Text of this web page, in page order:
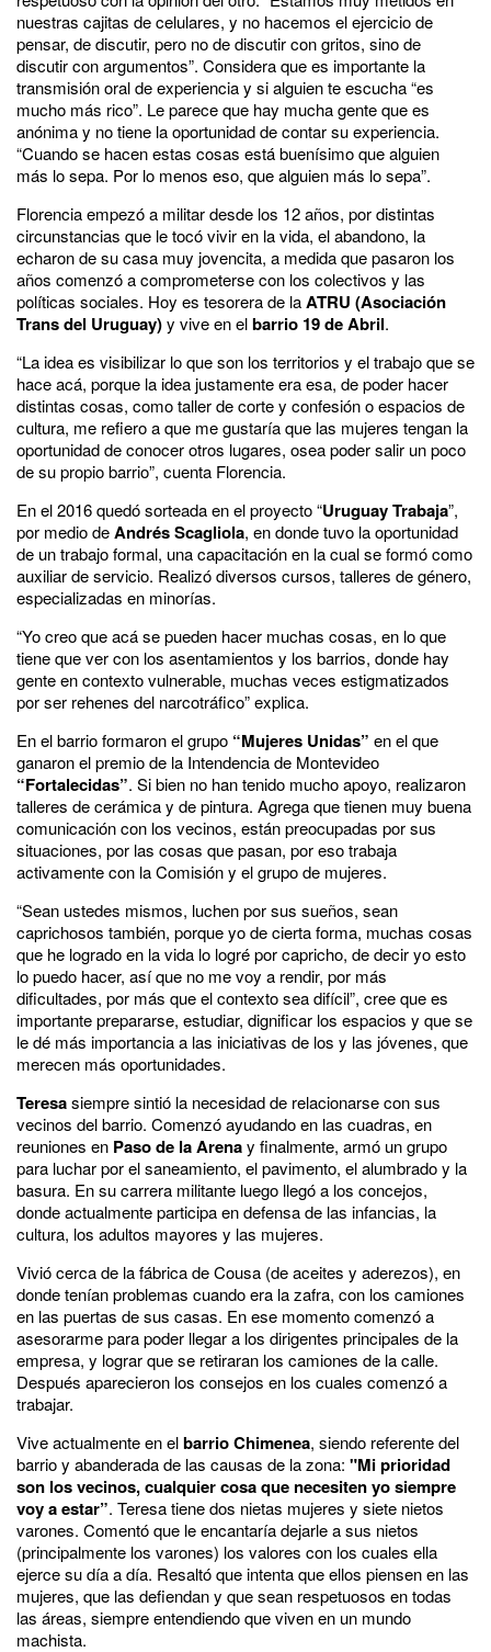
nuestras cajitas de celulares, y no hacemos el ejercicio de
pensar, de discutir, pero no de discutir con gritos, sino de
discutir con argumentos”. Considera que es importante la
transmisión oral de experiencia y si alguien te escucha “es
mucho más rico”. Le parece que hay mucha gente que es
anónima y no tiene la oportunidad de contar su experiencia.
“Cuando se hacen estas cosas está buenísimo que alguien
más lo sepa. Por lo menos eso, que alguien más lo sepa”.
Florenciaempezó a militar desde los 12 años, por distintas
circunstancias que le tocó vivir en la vida, el abandono, la
echaron de su casa muy jovencita, a medida que pasaron los
años comenzó a comprometerse con los colectivos y las
políticas sociales. Hoy es tesorera de laATRU (Asociación
Trans del Uruguay)y vive en elbarrio 19 de Abril.
“La idea es visibilizar lo que son los territorios y el trabajo que se
hace acá, porque la idea justamente era esa, de poder hacer
distintas cosas, como taller de corte y confesión o espacios de
cultura, me refiero a que me gustaría que las mujeres tengan la
oportunidad de conocer otros lugares, osea poder salir un poco
de su propio barrio”, cuenta Florencia.
En el 2016 quedó sorteada en el proyecto“Uruguay Trabaja”,
por medio deAndrés Scagliola, en donde tuvo la oportunidad
de un trabajo formal, una capacitación en la cual se formó como
auxiliar de servicio. Realizó diversos cursos, talleres de género,
especializadas en minorías.
“Yo creo que acá se pueden hacer muchas cosas, en lo que
tiene que ver con los asentamientos y los barrios, donde hay
gente en contexto vulnerable, muchas veces estigmatizados
por ser rehenes del narcotráfico” explica.
En el barrio formaron el grupo “Mujeres Unidas” en el que
ganaron el premio de la Intendencia de Montevideo
“Fortalecidas”. Si bien no han tenido mucho apoyo, realizaron
talleres de cerámica y de pintura. Agrega que tienen muy buena
comunicación con los vecinos, están preocupadas por sus
situaciones, por las cosas que pasan, por eso trabaja
activamente con la Comisión y el grupo de mujeres.
“Sean ustedes mismos, luchen por sus sueños, sean
caprichosos también, porque yo de cierta forma, muchas cosas
que he logrado en la vida lo logré por capricho, de decir yo esto
lo puedo hacer, así que no me voy a rendir, por más
dificultades, por más que el contexto sea difícil”, cree que es
importante prepararse, estudiar, dignificar los espacios y que se
le dé más importancia a las iniciativas de los y las jóvenes, que
merecen más oportunidades.
Teresasiempre sintió la necesidad de relacionarse con sus
vecinos del barrio. Comenzó ayudando en las cuadras, en
reuniones en Paso de la Arenay finalmente, armó un grupo
para luchar por el saneamiento, el pavimento, el alumbrado y la
basura. En su carrera militante luego llegó a los concejos,
donde actualmente participa en defensa de las infancias, la
cultura, los adultos mayores y las mujeres.
Vivió cerca de lafábrica de Cousa (de aceites y aderezos), en
donde tenían problemas cuando era la zafra, con los camiones
en las puertas de sus casas. En ese momento comenzó a
asesorarme para poder llegar a los dirigentes principales de la
empresa, y lograr que se retiraran los camiones de la calle.
Después aparecieron los consejos en los cuales comenzó a
trabajar.
Vive actualmente en elbarrio Chimenea, siendo referente del
barrio y abanderada de las causas de la zona: "Mi prioridad
son los vecinos, cualquier cosa que necesiten yo siempre
voy a estar”. Teresa tiene dos nietas mujeres y siete nietos
varones. Comentó que le encantaría dejarle a sus nietos
(principalmente los varones) los valores con los cuales ella
ejerce su día a día. Resaltó que intenta que ellos piensen en las
mujeres, que las defiendan y que sean respetuosos en todas
las áreas, siempre entendiendo que viven en un mundo
machista.